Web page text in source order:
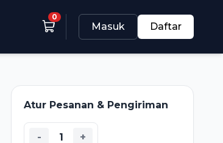
0
Masuk Daftar
Atur Pesanan & Pengiriman
- +